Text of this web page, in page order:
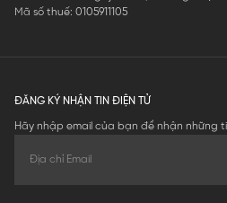
Mã số thuế: 0105911105
ĐĂNG KÝ NHẬN TIN ĐIỆN TỬ
Hãy nhập email của bạn để nhận những